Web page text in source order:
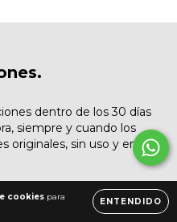
cookies para
ENTENDIDO
dentro de los 30 días
siempre y cuando los
originales, sin uso y en su